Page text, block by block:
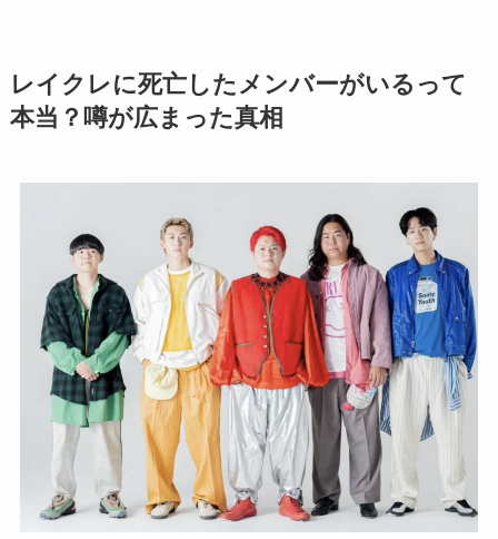
レイクレに死亡したメンバーがいるって
本当？噂が広まった真相